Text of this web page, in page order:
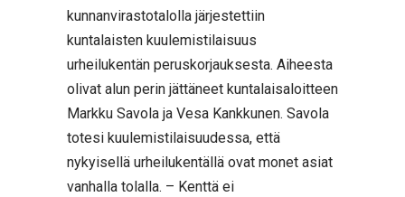
kunnanvirastotalolla järjestettiin
kuntalaisten kuulemistilaisuus
urheilukentän peruskorjauksesta. Aiheesta
olivat alun perin jättäneet kuntalaisaloitteen
Markku Savola ja Vesa Kankkunen. Savola
totesi kuulemistilaisuudessa, että
nykyisellä urheilukentällä ovat monet asiat
vanhalla tolalla. – Kenttä ei